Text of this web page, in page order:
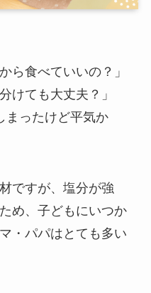
ら食べていいの？」
けても大丈夫？」
まったけど平気か
ですが、塩分が強
め、子どもにいつか
・パパはとても多い